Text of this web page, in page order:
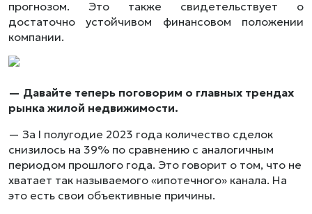
прогнозом. Это также свидетельствует о
достаточно устойчивом финансовом положении
компании.
— Давайте теперь поговорим о главных трендах
рынка жилой недвижимости.
— За I полугодие 2023 года количество сделок
снизилось на 39% по сравнению с аналогичным
периодом прошлого года. Это говорит о том, что не
хватает так называемого «ипотечного» канала. На
это есть свои объективные причины.